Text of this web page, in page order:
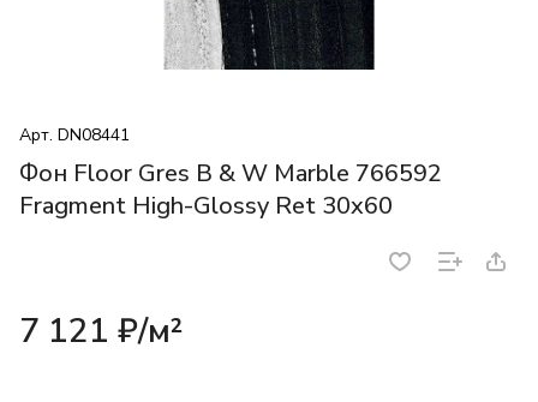
Арт. DN08441
Фон Floor Gres B & W Marble 766592
Fragment High-Glossy Ret 30x60
7 121 ₽/м²